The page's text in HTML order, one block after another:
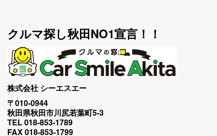
クルマ探し秋田NO1宣言！！
株式会社 シーエスエー
〒010-0944
秋田県秋田市川尻若葉町5-3
TEL 018-853-1789
FAX 018-853-1799